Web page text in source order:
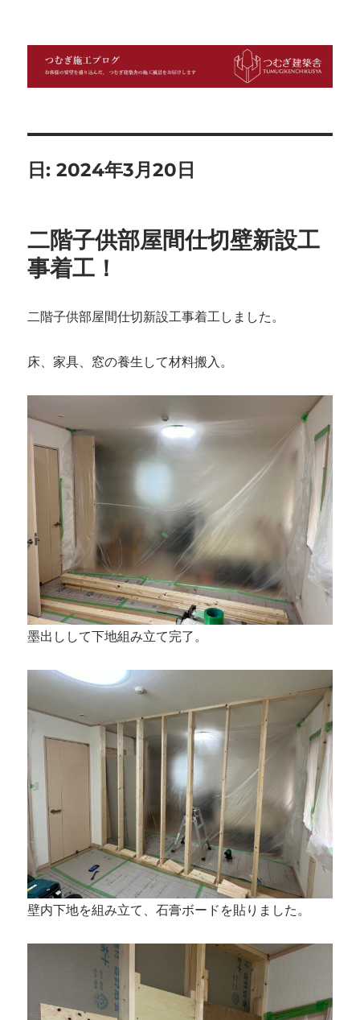
つむぎ施工ブログ
日:2024年3月20日
二階子供部屋間仕切壁新設工
事着工！
二階子供部屋間仕切新設工事着工しました。
床、家具、窓の養生して材料搬入。
墨出しして下地組み立て完了。
壁内下地を組み立て、石膏ボードを貼りました。